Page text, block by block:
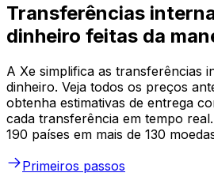
Transferências
dinheiro feitas da
A Xe simplifica as transferências
dinheiro. Veja todos os preços
obtenha estimativas de entrega
cada transferência em tempo
190 países em mais de 130
Primeiros passos